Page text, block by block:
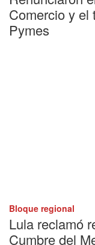
Comercio y el
Pymes
Bloque regional
Lula reclamó
Cumbre del